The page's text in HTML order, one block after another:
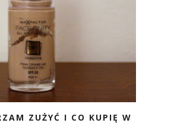
ZUŻYĆ I CO KUPIĘ W